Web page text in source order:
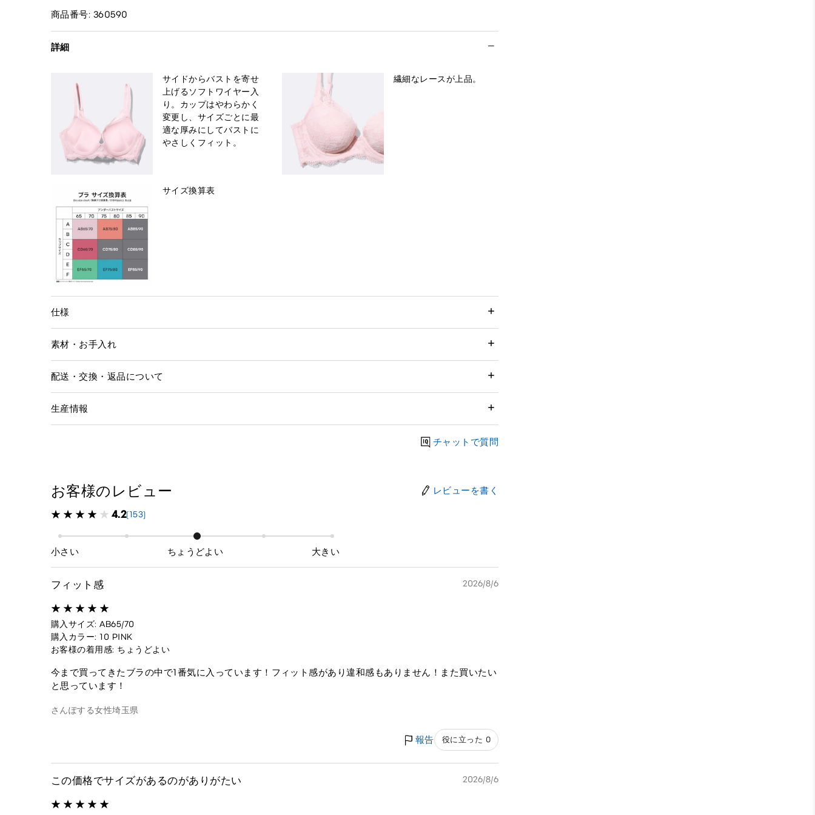
商品番号: 360590
詳細
サイドからバストを寄せ
上げるソフトワイヤー入
り。カップはやわらかく
変更し、サイズごとに最
適な厚みにしてバストに
やさしくフィット。
繊細なレースが上品。
サイズ換算表
仕様
素材・お手入れ
配送・交換・返品について
生産情報
チャットで質問
お客様のレビュー レビューを書く
4.2(153)
小さい ちょうどよい 大きい
フィット感 2026/8/6
購入サイズ: AB65/70
購入カラー: 10 PINK
お客様の着用感: ちょうどよい
今まで買ってきたブラの中で1番気に入っています！フィット感があり違和感もありません！また買いたい
と思っています！
さんぽする女性埼玉県
報告 役に立った 0
この価格でサイズがあるのがありがたい 2026/8/6